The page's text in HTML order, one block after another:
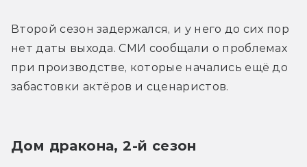
Второй сезон задержался, и у него до сих пор
нет даты выхода. СМИ сообщали о проблемах
при производстве, которые начались ещё до
забастовки актёров и сценаристов.
Дом дракона, 2-й сезон